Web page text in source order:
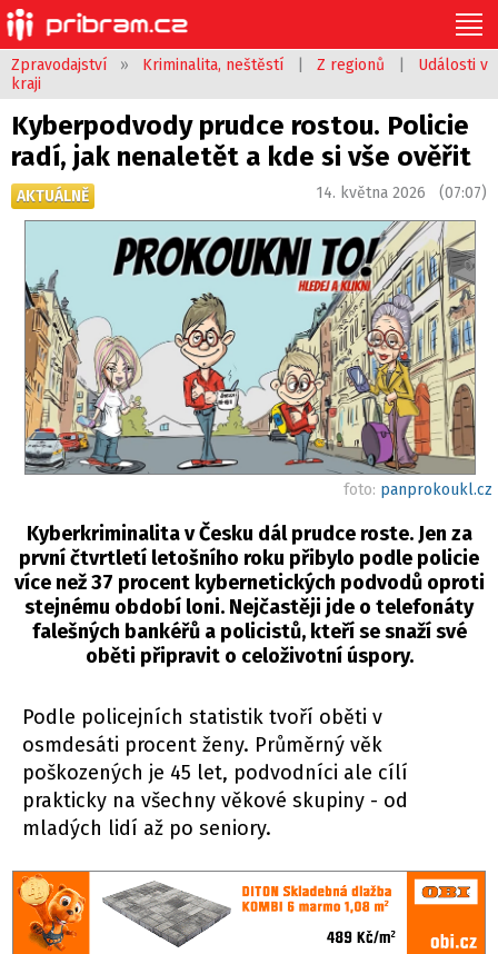
Zpravodajství » Kriminalita, neštěstí Z regionů
Události v
kraji
Kyberpodvody prudce rostou. Policie
radí, jak nenaletět a kde si vše ověřit
AKTUÁLNĚ 14. května 2026 (07:07)
foto: panprokoukl.cz
Kyberkriminalita v Česku dál prudce roste. Jen za
první čtvrtletí letošního roku přibylo podle policie
více než 37 procent kybernetických podvodů oproti
stejnému období loni. Nejčastěji jde o telefonáty
falešných bankéřů a policistů, kteří se snaží své
oběti připravit o celoživotní úspory.
Podle policejních statistik tvoří oběti v
osmdesáti procent ženy. Průměrný věk
poškozených je 45 let, podvodníci ale cílí
prakticky na všechny věkové skupiny - od
mladých lidí až po seniory.